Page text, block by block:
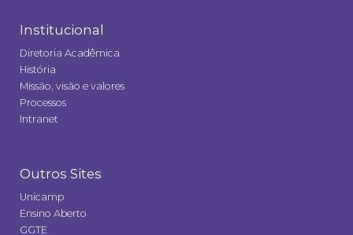
Institucional
Diretoria Acadêmica
História
Missão, visão e valores
Processos
Intranet
Outros Sites
Unicamp
Ensino Aberto
GGTE